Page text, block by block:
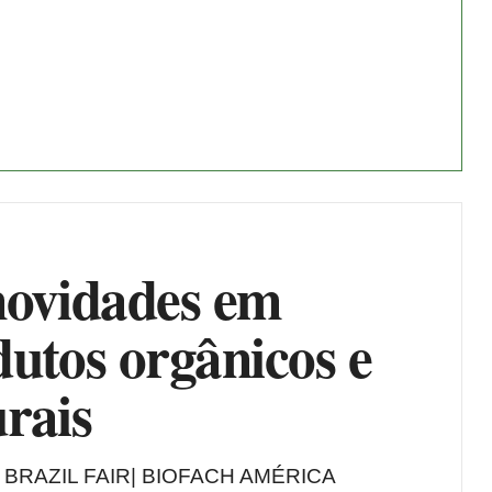
em
orgânicos e
BRAZIL FAIR| BIOFACH AMÉRICA